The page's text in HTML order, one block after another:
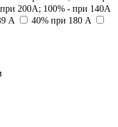
200А; 100% - при 140А
А
40% при 180 А